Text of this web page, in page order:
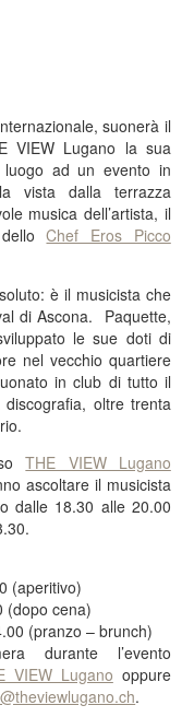
suonerà il
VIEW Lugano la sua
luogo ad un evento in
vista dalla terrazza
musica dell’artista, il
delloChef Eros Picco
è il musicista che
di Ascona. Paquette,
le sue doti di
nel vecchio quartiere
in club di tutto il
oltre trenta
THE VIEW Lugano
ascoltare il musicista
dalle 18.30 alle 20.00
(aperitivo)
(dopo cena)
(pranzo – brunch)
durante l’evento
VIEW Lugano oppure
.